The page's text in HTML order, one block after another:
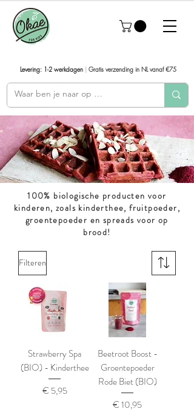
Levering: 1-2 werkdagen | Gratis verzending in NL vanaf €75
100% biologische producten voor
kinderen, zoals kinderthee, fruitpoeder,
groentepoeder en spreads voor op
brood!
Filteren
Strawberry Spa
(BIO) - Kinderthee
Prijs
€ 5,95
Beetroot Boost -
Groentepoeder
Rode Biet (BIO)
Prijs
€ 10,95